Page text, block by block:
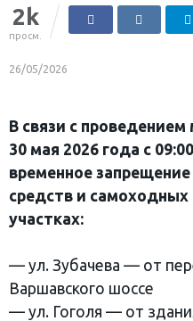
2k
просм.
26/05/2026
В связи с
30 мая 2026 года с
временное
средств и
участках:
— ул. Зубачева — от
Варшавского шоссе
— ул. Гоголя — от